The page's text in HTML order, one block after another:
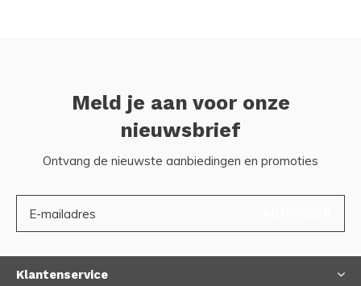
Meld je aan voor onze
nieuwsbrief
Ontvang de nieuwste aanbiedingen en promoties
Klantenservice